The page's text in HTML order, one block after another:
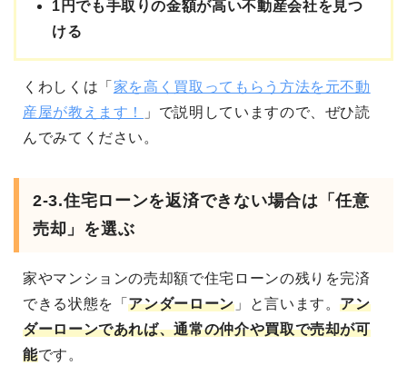
1円でも手取りの金額が高い不動産会社を見つ
ける
くわしくは「 家を高く買取ってもらう方法を元不動
産屋が教えます！
」で説明していますので、ぜひ読
んでみてください。
2-3.住宅ローンを返済できない場合は「任意
売却」を選ぶ
家やマンションの売却額で住宅ローンの残りを完済
できる状態を「アンダーローン」と言います。アン
ダーローンであれば、通常の仲介や買取で売却が可
能です。